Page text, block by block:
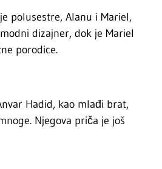
polusestre, Alanu i Mariel,
dizajner, dok je Mariel
porodice.
Hadid, kao mlađi brat,
Njegova priča je još